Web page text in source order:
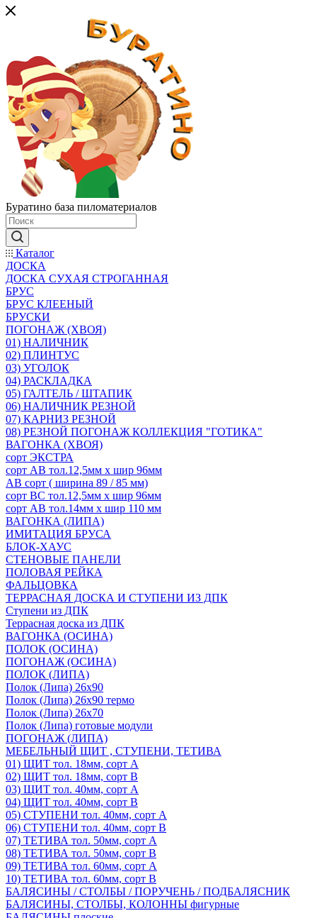
Буратино база пиломатериалов
Каталог
ДОСКА
ДОСКА СУХАЯ СТРОГАННАЯ
БРУС
БРУС КЛЕЕНЫЙ
БРУСКИ
ПОГОНАЖ (ХВОЯ)
01) НАЛИЧНИК
02) ПЛИНТУС
03) УГОЛОК
04) РАСКЛАДКА
05) ГАЛТЕЛЬ / ШТАПИК
06) НАЛИЧНИК РЕЗНОЙ
07) КАРНИЗ РЕЗНОЙ
08) РЕЗНОЙ ПОГОНАЖ КОЛЛЕКЦИЯ "ГОТИКА"
ВАГОНКА (ХВОЯ)
сорт ЭКСТРА
сорт АВ тол.12,5мм х шир 96мм
АВ сорт ( ширина 89 / 85 мм)
сорт ВС тол.12,5мм х шир 96мм
сорт АВ тол.14мм х шир 110 мм
ВАГОНКА (ЛИПА)
ИМИТАЦИЯ БРУСА
БЛОК-ХАУС
СТЕНОВЫЕ ПАНЕЛИ
ПОЛОВАЯ РЕЙКА
ФАЛЬЦОВКА
ТЕРРАСНАЯ ДОСКА И СТУПЕНИ ИЗ ДПК
Ступени из ДПК
Террасная доска из ДПК
ВАГОНКА (ОСИНА)
ПОЛОК (ОСИНА)
ПОГОНАЖ (ОСИНА)
ПОЛОК (ЛИПА)
Полок (Липа) 26х90
Полок (Липа) 26х90 термо
Полок (Липа) 26х70
Полок (Липа) готовые модули
ПОГОНАЖ (ЛИПА)
МЕБЕЛЬНЫЙ ЩИТ , СТУПЕНИ, ТЕТИВА
01) ЩИТ тол. 18мм, сорт А
02) ЩИТ тол. 18мм, сорт В
03) ЩИТ тол. 40мм, сорт А
04) ЩИТ тол. 40мм, сорт В
05) СТУПЕНИ тол. 40мм, сорт А
06) СТУПЕНИ тол. 40мм, сорт В
07) ТЕТИВА тол. 50мм, сорт А
08) ТЕТИВА тол. 50мм, сорт В
09) ТЕТИВА тол. 60мм, сорт А
10) ТЕТИВА тол. 60мм, сорт В
БАЛЯСИНЫ / СТОЛБЫ / ПОРУЧЕНЬ / ПОДБАЛЯСНИК
БАЛЯСИНЫ, СТОЛБЫ, КОЛОННЫ фигурные